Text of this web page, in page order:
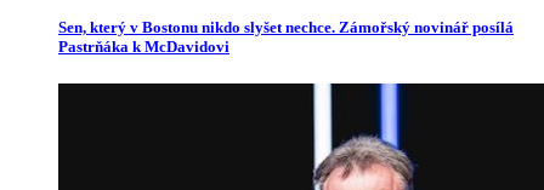
Sen, který v Bostonu nikdo slyšet nechce. Zámořský novinář posílá
Pastrňáka k McDavidovi